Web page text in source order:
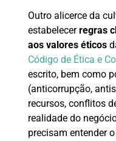
Outro alicerce da
estabelecerregras
aos valores éticos
Código de Ética e
escrito, bem como
(anticorrupção,
recursos, conflitos
realidade do
precisam entender